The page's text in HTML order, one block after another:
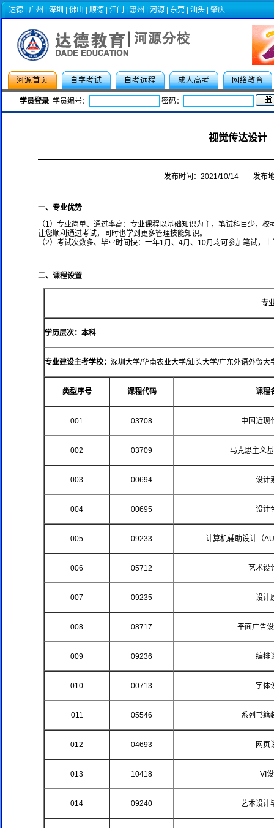
达德 广州 深圳 佛山 顺德 江门 惠州 河源 东莞 汕头 肇庆
河源首页 自学考试 自考远程 成人高考 网络教育
学员登录学员编号： 密码：
2021年华南师范大学、广东外语外贸
视觉传达设计
发布时间：2021/10/14 发布
一、专业优势
（1）专业简单、通过率高：专业课程以基础知识为主，笔试科目少，
让您顺利通过考试，同时也学到更多管理技能知识。
（2）考试次数多、毕业时间快：一年1月、4月、10月均可参加笔试，
二、课程设置
专
学历层次：本科
专业建设主考学校： 深圳大学/华南农业大学/汕头大学/广东外语外贸大
类型序号 课程代码 课程
001 03708 中国近现
002 03709 马克思主义
003 00694 设计
004 00695 设计
005 09233 计算机辅助设计（
006 05712 艺术设
007 09235 设计
008 08717 平面广告
009 09236 编排
010 00713 字体
011 05546 系列书籍
012 04693 网页
013 10418 VI
014 09240 艺术设计